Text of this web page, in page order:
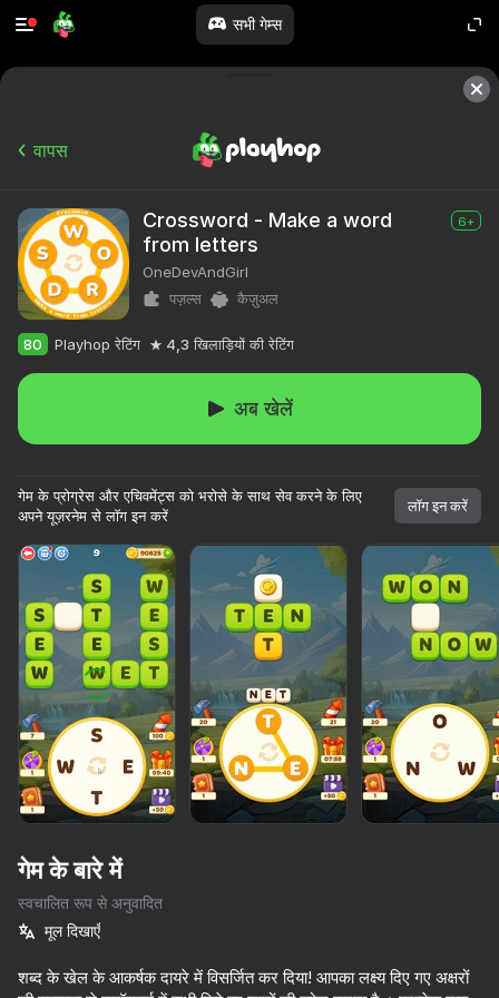
सभी गेम्स
Balloons: Inflate and DO NOT pop!
Words Crossword Puzzle
Evolving Bombs 3D
Word
वापस
Crossword - Make a word
from letters
6+
OneDevAndGirl
पज़ल्स
कैज़ुअल
80 Playhop रेटिंग 4,3 खिलाड़ियों की रेटिंग
अब खेलें
गेम के प्रोग्रेस और एचिवमेंट्स को भरोसे के साथ सेव करने के लिए
अपने यूज़रनेम से लॉग इन करें
लॉग इन करें
गेम के बारे में
स्वचालित रूप से अनुवादित
मूल दिखाएँ
शब्द के खेल के आकर्षक दायरे में विसर्जित कर दिया! आपका लक्ष्य दिए गए अक्षरों